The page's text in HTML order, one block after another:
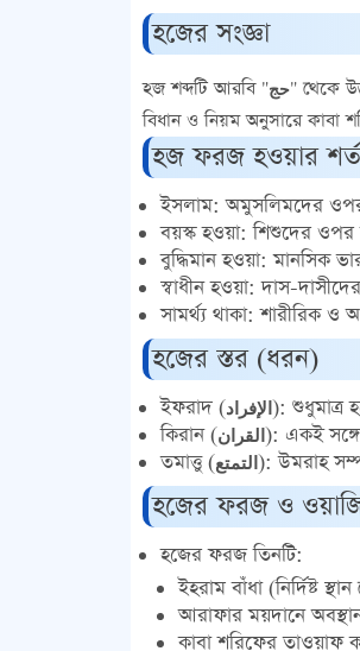
হজের সংজ্ঞা
হজ শব্দটি আরবি "حج"থেকে
বিধান ও নিয়ম অনুসারে কাবা
হজ ফরজ হওয়ার শর্ত
ইসলাম: অমুসলিমদের
বয়স্ক হওয়া: শিশুদের
বুদ্ধিমান হওয়া: মানসিক
স্বাধীন হওয়া: দাস-
সামর্থ্য থাকা: শারীরিক ও
হজের স্তর (ধরন)
ইফরাদ (الإفراد): শুধুমাত্র
কিরান (القران): একই
তমাত্তু (التمتع): উমরাহ
হজের ফরজ ও
হজের ফরজ তিনটি:
ইহরাম বাঁধা (নির্দিষ্ট
আরাফার ময়দানে
কাবা শরিফের তাওয়াফ